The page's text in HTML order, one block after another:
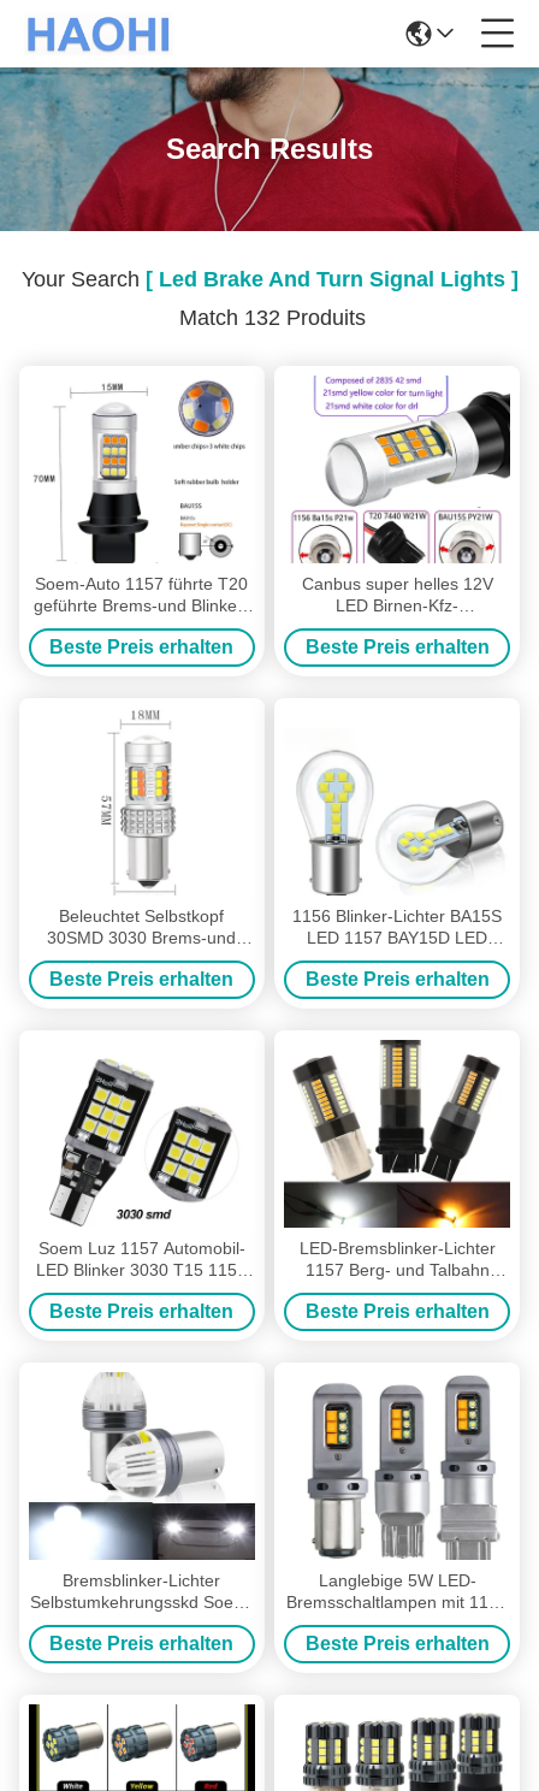
Search Results
Your Search [ Led Brake And Turn Signal Lights ]
Match 132 Produits
Soem-Auto 1157 führte T20
geführte Brems-und Blinker-
Lichter 2835 7443 Auto-
weiße Blinklichter
Beste Preis erhalten
Canbus super helles 12V
LED Birnen-Kfz-
Kennzeichen-Licht Bremsder
blinker-Licht-T20
Beste Preis erhalten
Beleuchtet Selbstkopf
30SMD 3030 Brems-und
Blinker-Lichter 10W
Beste Preis erhalten
1156 Blinker-Lichter BA15S
LED 1157 BAY15D LED
Bremseinzeln/Doppelkontakt-
Bajonett
Beste Preis erhalten
Soem Luz 1157 Automobil-
LED Blinker 3030 T15 1156
Birnen-Kfz-Kennzeichen-
Bremslicht-Girlande 12v
Beste Preis erhalten
LED-Bremsblinker-Lichter
1157 Berg- und Talbahn
3157 7443 4014 weiße gelbe
12V der Doppelfarbe66smd
Beste Preis erhalten
Bremsblinker-Lichter
Selbstumkehrungsskd Soem-
Motorrad-LED führten Birne
12V
Beste Preis erhalten
Langlebige 5W LED-
Bremsschaltlampen mit 1156
Universal 12smd LED-
Glühlampen 1156 P21W
BA15S PY21W 3157 7443
Beste Preis erhalten